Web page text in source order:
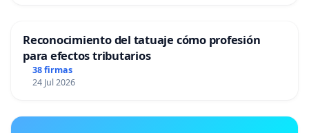
Reconocimiento del tatuaje cómo profesión
para efectos tributarios
38 firmas
24 Jul 2026